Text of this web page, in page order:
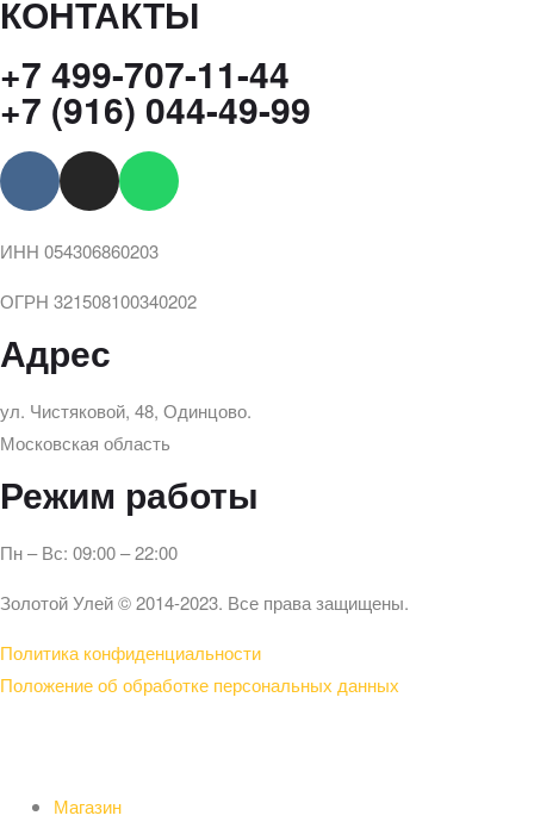
КОНТАКТЫ
+7 499-707-11-44
+7 (916) 044-49-99
ИНН 054306860203
ОГРН 321508100340202
Адрес
ул. Чистяковой, 48, Одинцово.
Московская область
Режим работы
Пн – Вс: 09:00 – 22:00
Золотой Улей © 2014-2023. Все права защищены.
Политика конфиденциальности
Положение об обработке персональных данных
Магазин